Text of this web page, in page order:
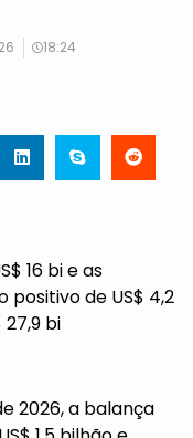
18:24
16 bi e as
positivo de US$ 4,2
bi
2026, a balança